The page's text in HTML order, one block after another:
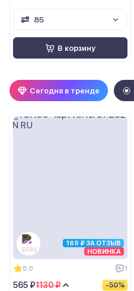
85
В корзину
Сегодня в тренде
169 ₽ ЗА ОТЗЫВ
НОВИНКА
5.0 1
1130 ₽
565 ₽ -50%